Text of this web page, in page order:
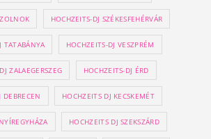
HOCHZEITS-DJ SZÉKESFEHÉRVÁR
TATABÁNYA HOCHZEITS-DJ VESZPRÉM
ZALAEGERSZEG HOCHZEITS-DJ ÉRD
DEBRECEN HOCHZEITS DJ KECSKEMÉT
HOCHZEITS DJ SZEKSZÁRD